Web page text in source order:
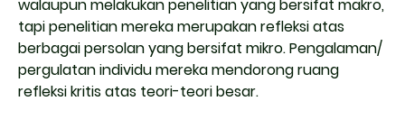
walaupun melakukan penelitian yang bersifat makro,
tapi penelitian mereka merupakan refleksi atas
berbagai persolan yang bersifat mikro. Pengalaman/
pergulatan individu mereka mendorong ruang
refleksi kritis atas teori-teori besar.